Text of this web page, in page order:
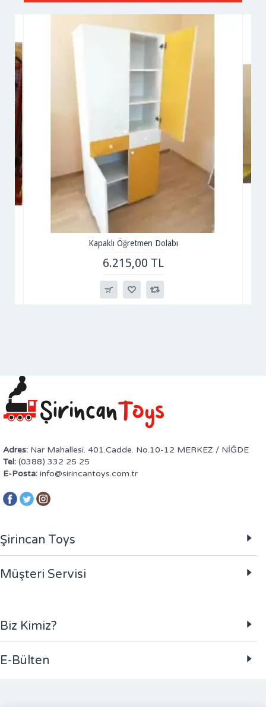
Kapaklı Öğretmen Dolabı
6.215,00 TL
Adres: Nar Mahallesi. 401.Cadde. No.10-12 MERKEZ / NİĞDE
Tel: (0388) 332 25 25
E-Posta: info@sirincantoys.com.tr
Şirincan Toys
Müşteri Servisi
Biz Kimiz?
E-Bülten